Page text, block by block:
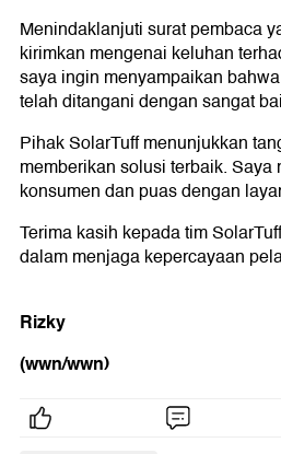
Menindaklanjuti surat pembaca
kirimkan mengenai keluhan
saya ingin menyampaikan
telah ditangani dengan sangat
Pihak SolarTuff menunjukkan
memberikan solusi terbaik.
konsumen dan puas dengan
Terima kasih kepada tim
dalam menjaga kepercayaan
Rizky
(wwn/wwn)